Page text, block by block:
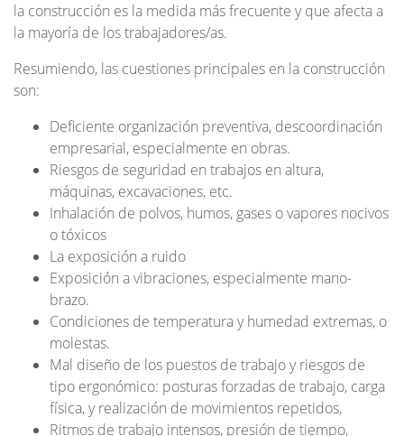
la construcción es la medida más frecuente y que afecta a
la mayoría de los trabajadores/as.
Resumiendo, las cuestiones principales en la construcción
son:
Deficiente organización preventiva, descoordinación
empresarial, especialmente en obras.
Riesgos de seguridad en trabajos en altura,
máquinas, excavaciones, etc.
Inhalación de polvos, humos, gases o vapores nocivos
o tóxicos
La exposición a ruido
Exposición a vibraciones, especialmente mano-
brazo.
Condiciones de temperatura y humedad extremas, o
molestas.
Mal diseño de los puestos de trabajo y riesgos de
tipo ergonómico: posturas forzadas de trabajo, carga
física, y realización de movimientos repetidos,
Ritmos de trabajo intensos, presión de tiempo,